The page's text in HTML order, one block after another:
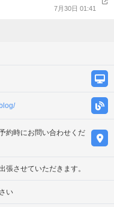
7月30日 01:41
約時にお問い合わせくだ
張させていただきます。
い